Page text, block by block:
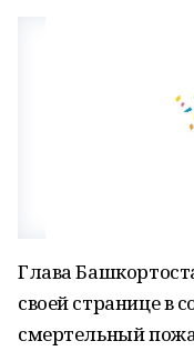
Глава
своей странице в
смертельный